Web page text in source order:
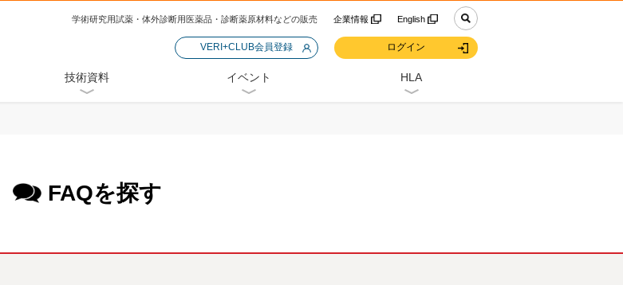
学術研究用試薬・体外診断用医薬品・診断薬原材料などの販売 企業情報 English
VERI+CLUB会員登録 ログイン
技術資料 イベント HLA
FAQを探す